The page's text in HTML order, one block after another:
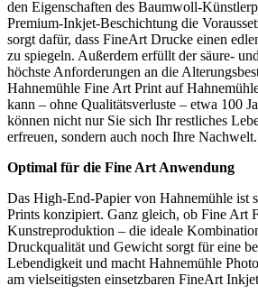
den Eigenschaften des Baumwoll-
Premium-Inkjet-Beschichtung die
sorgt dafür, dass FineArt Drucke einen
zu spiegeln. Außerdem erfüllt der säure-
höchste Anforderungen an die
Hahnemühle Fine Art Print auf
kann – ohne Qualitätsverluste – etwa 100
können nicht nur Sie sich Ihr restliches
erfreuen, sondern auch noch Ihre Nachwelt.
Optimal für die Fine Art Anwendung
Das High-End-Papier von Hahnemühle ist
Prints konzipiert. Ganz gleich, ob Fine Art
Kunstreproduktion – die ideale
Druckqualität und Gewicht sorgt für eine
Lebendigkeit und macht Hahnemühle
am vielseitigsten einsetzbaren FineArt